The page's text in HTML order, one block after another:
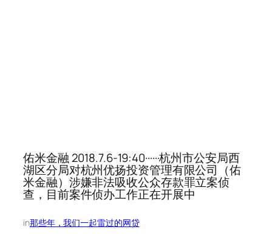
佑米金融 2018.7.6-19:40······杭州市公安局西
湖区分局对杭州优扬投资管理有限公司（佑
米金融）涉嫌非法吸收公众存款罪立案侦
查，目前案件侦办工作正在开展中
in那些年，我们一起雷过的网贷